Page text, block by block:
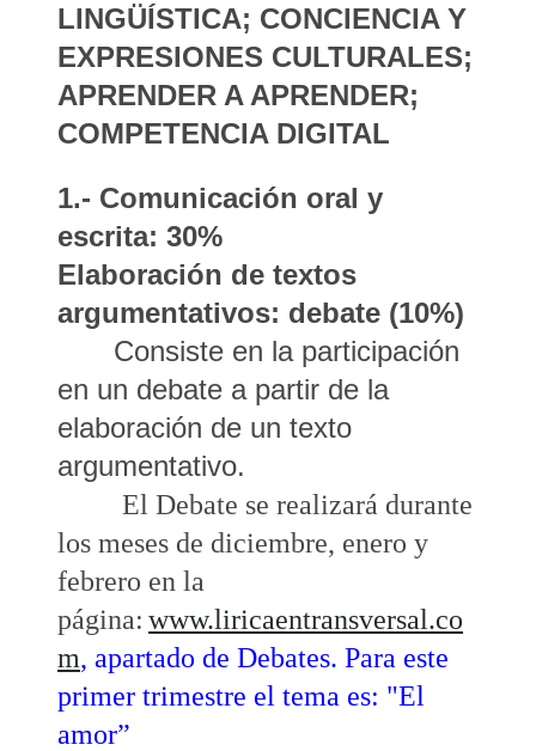
LINGÜÍSTICA; CONCIENCIA Y
EXPRESIONES CULTURALES;
APRENDER A APRENDER;
COMPETENCIA DIGITAL
1.- Comunicación oral y
escrita: 30%
Elaboración de textos
argumentativos: debate (10%)
Consiste en la participación
en un debate a partir de la
elaboración de un texto
argumentativo.
El Debate se realizará durante
los meses de diciembre, enero y
febrero en la
página: www.liricaentransversal.co
m, apartado de Debates. Para este
primer trimestre el tema es: "El
amor”